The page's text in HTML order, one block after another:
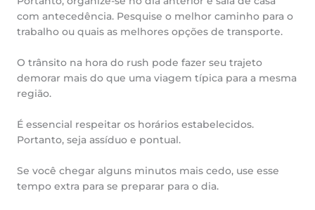
com antecedência. Pesquise o melhor caminho para o
trabalho ou quais as melhores opções de transporte.
O trânsito na hora do rush pode fazer seu trajeto
demorar mais do que uma viagem típica para a mesma
região.
É essencial respeitar os horários estabelecidos.
Portanto, seja assíduo e pontual.
Se você chegar alguns minutos mais cedo, use esse
tempo extra para se preparar para o dia.